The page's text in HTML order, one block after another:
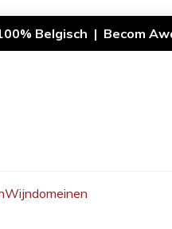
Belgisch | Becom
Wijndomeinen